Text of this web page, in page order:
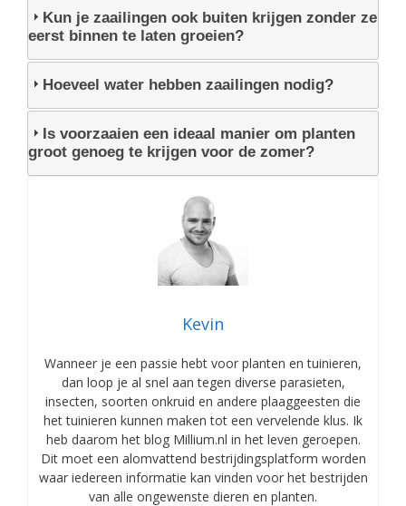
Kun je zaailingen ook buiten krijgen zonder ze
eerst binnen te laten groeien?
Hoeveel water hebben zaailingen nodig?
Is voorzaaien een ideaal manier om planten
groot genoeg te krijgen voor de zomer?
Kevin
Wanneer je een passie hebt voor planten en tuinieren,
dan loop je al snel aan tegen diverse parasieten,
insecten, soorten onkruid en andere plaaggeesten die
het tuinieren kunnen maken tot een vervelende klus. Ik
heb daarom het blog Millium.nl in het leven geroepen.
Dit moet een alomvattend bestrijdingsplatform worden
waar iedereen informatie kan vinden voor het bestrijden
van alle ongewenste dieren en planten.